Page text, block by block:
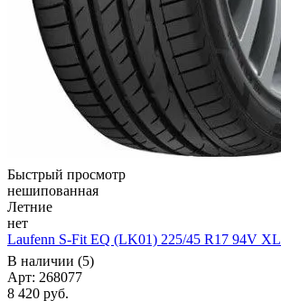
Быстрый просмотр
нешипованная
Летние
нет
Laufenn S-Fit EQ (LK01) 225/45 R17 94V XL
В наличии (5)
Арт: 268077
8 420 руб.